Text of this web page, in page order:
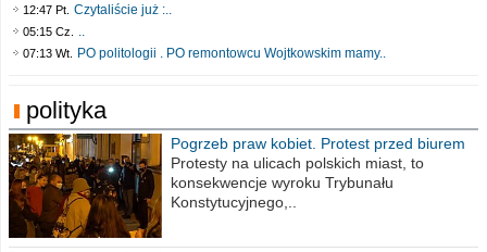
12:47 Pt. Czytaliście już :..
05:15 Cz. ..
07:13 Wt. PO politologii . PO remontowcu Wojtkowskim mamy..
polityka
Pogrzeb praw kobiet. Protest przed biurem
poselskim PiS
Protesty na ulicach polskich miast, to
konsekwencje wyroku Trybunału
Konstytucyjnego,..